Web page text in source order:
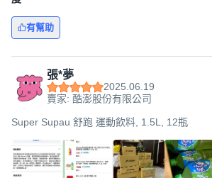
有幫助
張*夢
2025.06.19
賣家: 酷澎股份有限公司
Super Supau 舒跑 運動飲料, 1.5L, 12瓶